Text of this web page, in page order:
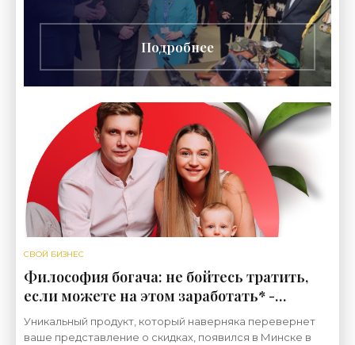
дополнительного образования детей и молодежи
«Ранак», передает
Подробнее
СВОЙ БИЗНЕС
Философия богача: не бойтесь тратить,
если можете на этом заработать* -
«Свежие новости строительства»
Уникальный продукт, который наверняка перевернет
ваше представление о скидках, появился в Минске в